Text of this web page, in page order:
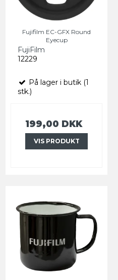
Fujifilm EC-GFX Round
Eyecup
FujiFilm
12229
På lager i butik (1
stk.)
199,00 DKK
VIS PRODUKT